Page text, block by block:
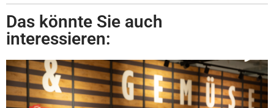
Das könnte Sie auch
interessieren: